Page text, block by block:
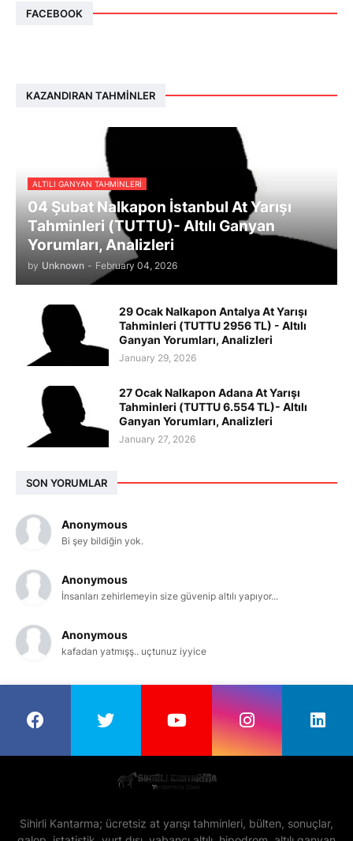
FACEBOOK
KAZANDIRAN TAHMINLER
ALTILI GANYAN TAHMINLERI
04 Şubat Nalkapon İstanbul At Yarışı
Tahminleri (TUTTU)- Altılı Ganyan
Yorumları, Analizleri
by Unknown - February 04, 2026
29 Ocak Nalkapon Antalya At Yarışı
Tahminleri (TUTTU 2956 TL) - Altılı
Ganyan Yorumları, Analizleri
January 29, 2026
27 Ocak Nalkapon Adana At Yarışı
Tahminleri (TUTTU 6.554 TL)- Altılı
Ganyan Yorumları, Analizleri
January 27, 2026
SON YORUMLAR
Anonymous
Bi şey bildiğin yok.
Anonymous
İnsanları zehirlemeyin size güvenip altılı yapıyor...
Anonymous
kafadan yatmışş.. uçtunuz iyyice
Sihirli Kantarma; ücretsiz at yarışı tahminleri, bülten, sonuçlar,